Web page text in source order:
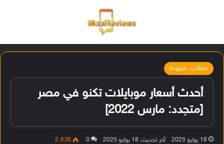
مقالات متنوعة
أحدث أسعار موبايلات تكنو في مصر
[متجدد: مارس 2022]
18 يوليو 2025 آخر تحديث: 18 يوليو 2025 0 2٬836